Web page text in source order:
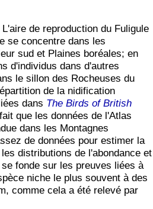
L'aire de reproduction du Fuligule
se concentre dans les
sud et Plaines boréales; en
d'individus dans d'autres
le sillon des Rocheuses du
de la nidification
dans The Birds of British
que les données de l'Atlas
dans les Montagnes
de données pour estimer la
distributions de l'abondance et
fonde sur les preuves liées à
niche le plus souvent à des
comme cela a été relevé par